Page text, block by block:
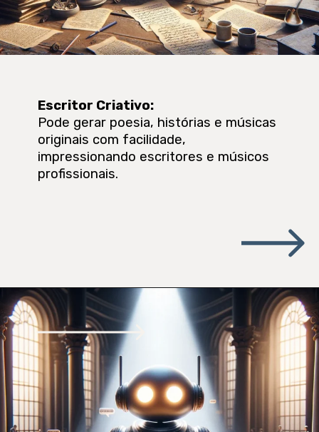
Escritor Criativo:
Pode gerar poesia, histórias e músicas
originais com facilidade,
impressionando escritores e músicos
profissionais.